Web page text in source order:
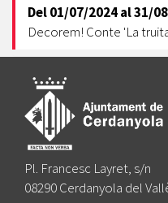
Del01/07/2024al31/
Decorem! Conte 'La
Pl. Francesc Layret, s/n
08290 Cerdanyola del